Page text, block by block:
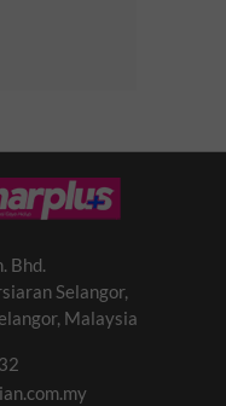
Bhd.
Selangor,
Malaysia